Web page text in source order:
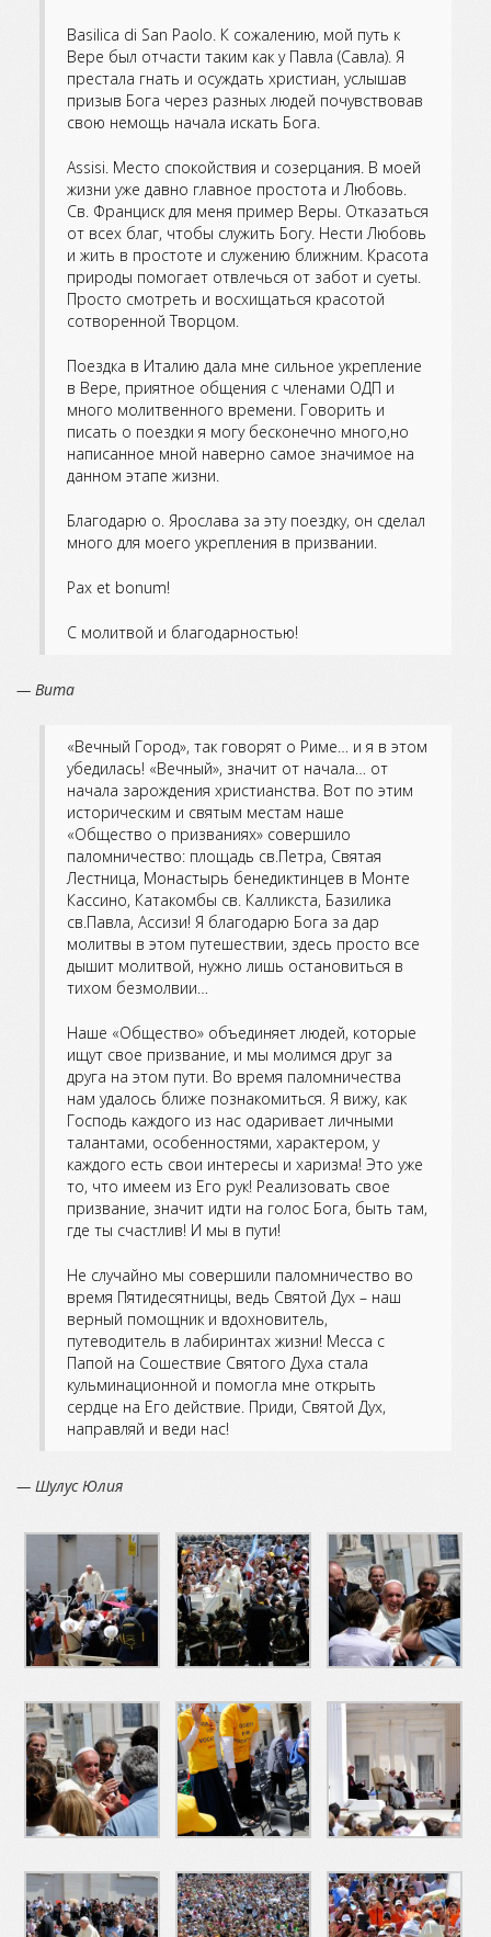
Basilica di San Paolo. К сожалению, мой путь к
Вере был отчасти таким как у Павла (Савла). Я
престала гнать и осуждать христиан, услышав
призыв Бога через разных людей почувствовав
свою немощь начала искать Бога.
Assisi. Место спокойствия и созерцания. В моей
жизни уже давно главное простота и Любовь.
Св. Франциск для меня пример Веры. Отказаться
от всех благ, чтобы служить Богу. Нести Любовь
и жить в простоте и служению ближним. Красота
природы помогает отвлечься от забот и суеты.
Просто смотреть и восхищаться красотой
сотворенной Творцом.
Поездка в Италию дала мне сильное укрепление
в Вере, приятное общения с членами ОДП и
много молитвенного времени. Говорить и
писать о поездки я могу бесконечно много,но
написанное мной наверно самое значимое на
данном этапе жизни.
Благодарю о. Ярослава за эту поездку, он сделал
много для моего укрепления в призвании.
Pax et bonum!
С молитвой и благодарностью!
— Вита
«Вечный Город», так говорят о Риме… и я в этом
убедилась! «Вечный», значит от начала… от
начала зарождения христианства. Вот по этим
историческим и святым местам наше
«Общество о призваниях» совершило
паломничество: площадь св.Петра, Святая
Лестница, Монастырь бенедиктинцев в Монте
Кассино, Катакомбы св. Калликста, Базилика
св.Павла, Ассизи! Я благодарю Бога за дар
молитвы в этом путешествии, здесь просто все
дышит молитвой, нужно лишь остановиться в
тихом безмолвии…
Наше «Общество» объединяет людей, которые
ищут свое призвание, и мы молимся друг за
друга на этом пути. Во время паломничества
нам удалось ближе познакомиться. Я вижу, как
Господь каждого из нас одаривает личными
талантами, особенностями, характером, у
каждого есть свои интересы и харизма! Это уже
то, что имеем из Его рук! Реализовать свое
призвание, значит идти на голос Бога, быть там,
где ты счастлив! И мы в пути!
Не случайно мы совершили паломничество во
время Пятидесятницы, ведь Святой Дух – наш
верный помощник и вдохновитель,
путеводитель в лабиринтах жизни! Месса с
Папой на Сошествие Святого Духа стала
кульминационной и помогла мне открыть
сердце на Его действие. Приди, Святой Дух,
направляй и веди нас!
— Шулус Юлия